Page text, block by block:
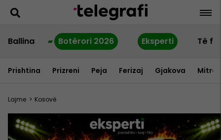
Ballina Botërori 2026 Eksperti Të
Prishtina Prizreni Peja Ferizaj Gjakova
Lajme > Kosovë